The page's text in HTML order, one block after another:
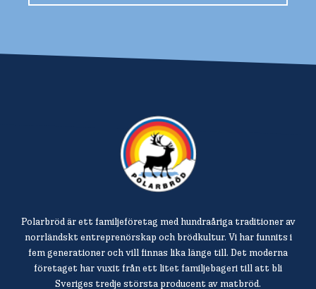
Polarbröd är ett familjeföretag med hundraåriga traditioner av
norrländskt entreprenörskap och brödkultur. Vi har funnits i
fem generationer och vill finnas lika länge till. Det moderna
företaget har vuxit från ett litet familjebageri till att bli
Sveriges tredje största producent av matbröd.